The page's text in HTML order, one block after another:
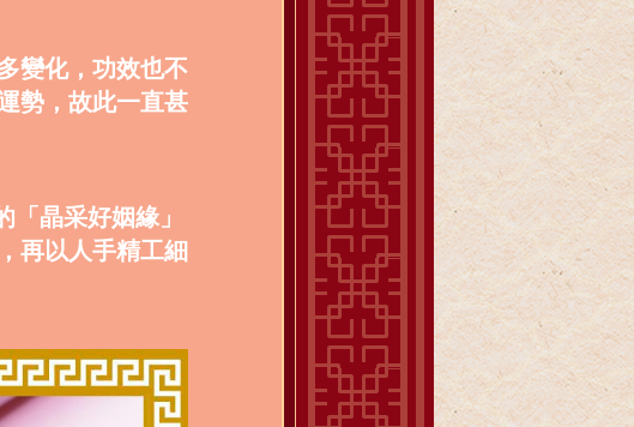
變化，功效也不
勢，故此一直甚
晶采好姻緣」
再以人手精工細